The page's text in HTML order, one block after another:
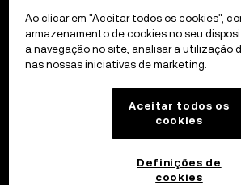
Ao clicar em "Aceitar todos os cookies",
armazenamento de cookies no seu
a navegação no site, analisar a utilização
nas nossas iniciativas de marketing.
Aceitar todos os
cookies
Definições de
cookies